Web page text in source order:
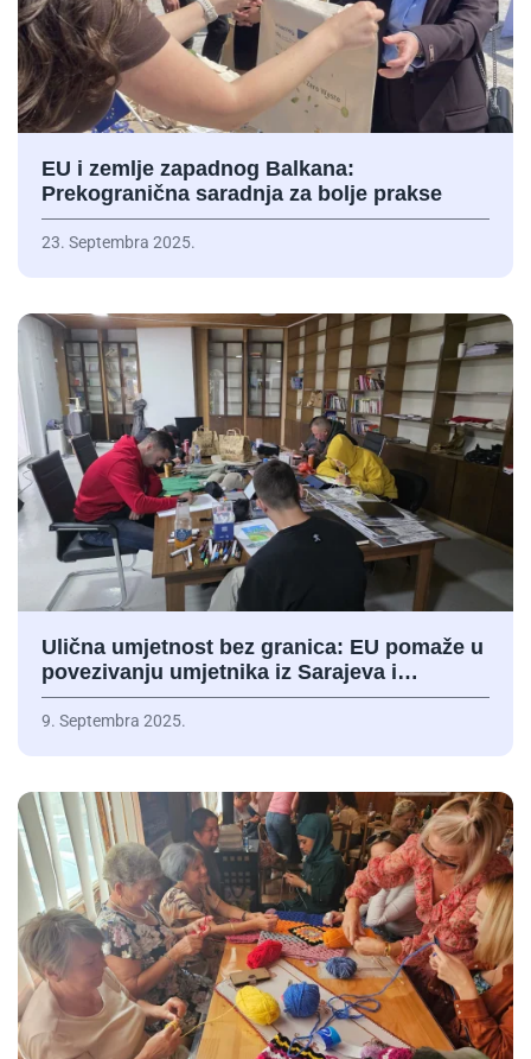
EU i zemlje zapadnog Balkana:
Prekogranična saradnja za bolje prakse
23. Septembra 2025.
Ulična umjetnost bez granica: EU pomaže u
povezivanju umjetnika iz Sarajeva i…
9. Septembra 2025.